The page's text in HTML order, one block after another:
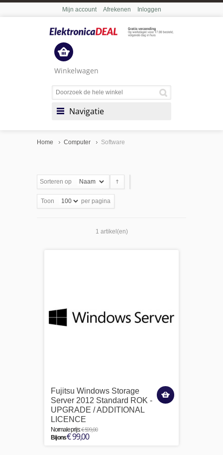
Mijn account Afrekenen Inloggen
Winkelwagen
Navigatie
Home Computer Software
Sorteren op
Toon per pagina
1 artikel(en)
Fujitsu Windows Storage
Server 2012 Standard ROK -
UPGRADE / ADDITIONAL
LICENCE
Normale prijs:€ 599,00
Bij ons€ 99,00